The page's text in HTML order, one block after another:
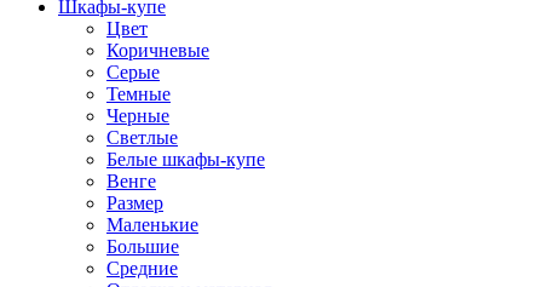
Шкафы-купе
Цвет
Коричневые
Серые
Темные
Черные
Светлые
Белые шкафы-купе
Венге
Размер
Маленькие
Большие
Средние